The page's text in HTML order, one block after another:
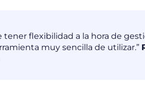
tener flexibilidad a la hora de
muy sencilla de utilizar.”